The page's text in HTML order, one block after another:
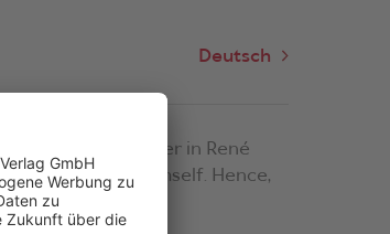
Deutsch
with each other in René
directed by himself. Hence,